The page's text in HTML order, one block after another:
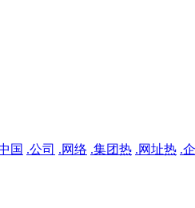
国 .公司 .网络 .集团热 .网址热 .